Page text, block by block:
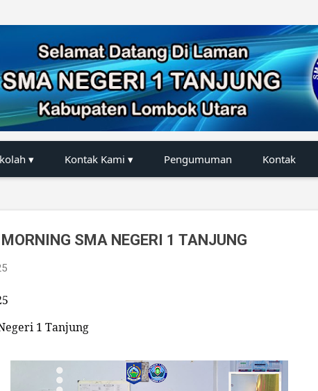
▾ Kontak Kami ▾ Pengumuman Kontak
SMA NEGERI 1 TANJUNG
1 Tanjung